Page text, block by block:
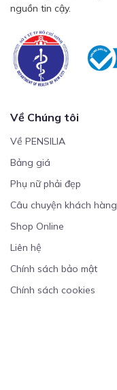
nguồn tin cậy.
Về Chúng tôi
Về PENSILIA
Bảng giá
Phụ nữ phải đẹp
Câu chuyện khách hàng
Shop Online
Liên hệ
Chính sách bảo mật
Chính sách cookies